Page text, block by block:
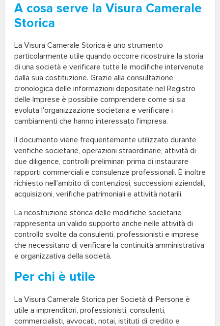
A cosa serve la Visura Camerale
Storica
La Visura Camerale Storica è uno strumento
particolarmente utile quando occorre ricostruire la storia
di una società e verificare tutte le modifiche intervenute
dalla sua costituzione. Grazie alla consultazione
cronologica delle informazioni depositate nel Registro
delle Imprese è possibile comprendere come si sia
evoluta l'organizzazione societaria e verificare i
cambiamenti che hanno interessato l'impresa.
Il documento viene frequentemente utilizzato durante
verifiche societarie, operazioni straordinarie, attività di
due diligence, controlli preliminari prima di instaurare
rapporti commerciali e consulenze professionali. È inoltre
richiesto nell'ambito di contenziosi, successioni aziendali,
acquisizioni, verifiche patrimoniali e attività notarili.
La ricostruzione storica delle modifiche societarie
rappresenta un valido supporto anche nelle attività di
controllo svolte da consulenti, professionisti e imprese
che necessitano di verificare la continuità amministrativa
e organizzativa della società.
Per chi è utile
La Visura Camerale Storica per Società di Persone è
utile a imprenditori, professionisti, consulenti,
commercialisti, avvocati, notai, istituti di credito e